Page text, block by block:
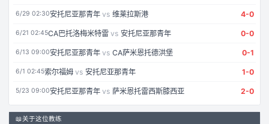
6/29 02:30安托尼亚那青年 vs 维莱拉斯港 4-0
6/21 02:45CA巴托洛梅米特雷 vs 安托尼亚那青年 0-0
6/13 09:00安托尼亚那青年 vs CA萨米恩托德洪堡 0-1
6/1 02:45索尔福姆 vs 安托尼亚那青年 1-0
5/23 09:00安托尼亚那青年 vs 萨米恩托雷西斯膝西亚 2-0
📖关于这位教练